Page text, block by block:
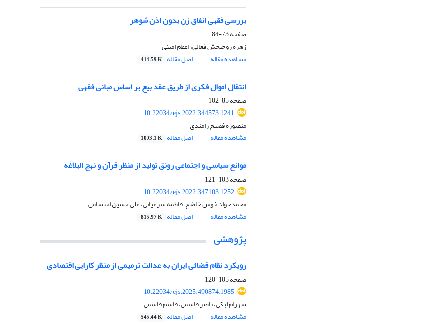
بررسی فقهی انفاق زن بدون اذن شوهر
صفحه73-84
زهره روحبخش فعالی، اعظم امینی
مشاهده مقاله
اصل مقاله 414.59 K
انتقال اموال فکری از طریق عقد بیع بر اساس مبانی فقهی
صفحه85-102
10.22034/ejs.2022.344573.1241
منصوره فصیح رامندی
مشاهده مقاله
اصل مقاله 1003.1 K
موانع سیاسی و اجتماعی رونق تولید از منظر قرآن و نهج البلاغه
صفحه103-121
10.22034/ejs.2022.347103.1252
محمدجواد خوش خاضع، فاطمه شرعیاتی، علی حسین احتشامی
مشاهده مقاله
اصل مقاله 815.97 K
پژوهشی
رویکرد نظام قضائی ایران به عدالت ترمیمی از منظر کارایی اقتصادی
صفحه105-120
10.22034/ejs.2025.490874.1985
شهرام لبکی، ناصر قاسمی، قاسم قاسمی
مشاهده مقاله
اصل مقاله 545.44 K